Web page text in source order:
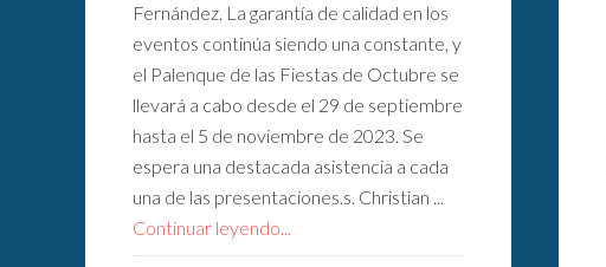
Fernández. La garantía de calidad en los
eventos continúa siendo una constante, y
el Palenque de las Fiestas de Octubre se
llevará a cabo desde el 29 de septiembre
hasta el 5 de noviembre de 2023. Se
espera una destacada asistencia a cada
una de las presentaciones.s. Christian ...
Continuar leyendo...